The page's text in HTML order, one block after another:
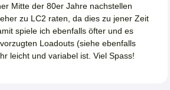
Mitte der 80er Jahre nachstellen
zu LC2 raten, da dies zu jener Zeit
spiele ich ebenfalls öfter und es
Loadouts (siehe ebenfalls
leicht und variabel ist. Viel Spass!